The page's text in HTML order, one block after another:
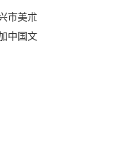
市美朮
中国文